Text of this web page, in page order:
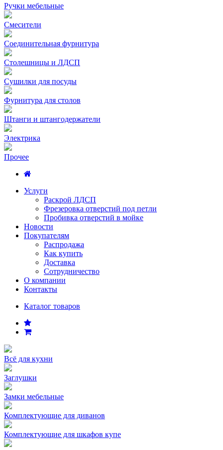
Ручки мебельные
Смесители
Соединительная фурнитура
Столешницы и ЛДСП
Сушилки для посуды
Фурнитура для столов
Штанги и штангодержатели
Электрика
Прочее
Услуги
Раскрой ЛДСП
Фрезеровка отверстий под петли
Пробивка отверстий в мойке
Новости
Покупателям
Распродажа
Как купить
Доставка
Сотрудничество
О компании
Контакты
Каталог товаров
Всё для кухни
Заглушки
Замки мебельные
Комплектующие для диванов
Комплектующие для шкафов купе